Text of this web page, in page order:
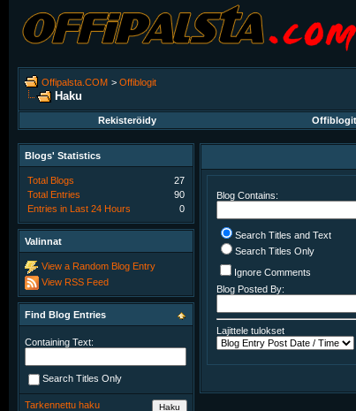
Offipalsta.COM > Offiblogit
Haku
Rekisteröidy
Offiblogit
Blog Contains:
Search Titles and Text
Search Titles Only
Ignore Comments
Blog Posted By:
Lajittele tulokset
Blogs' Statistics
Total Blogs
27
Total Entries
90
Entries in Last 24 Hours
0
Valinnat
View a Random Blog Entry
View RSS Feed
Find Blog Entries
Containing Text:
Search Titles Only
Tarkennettu haku